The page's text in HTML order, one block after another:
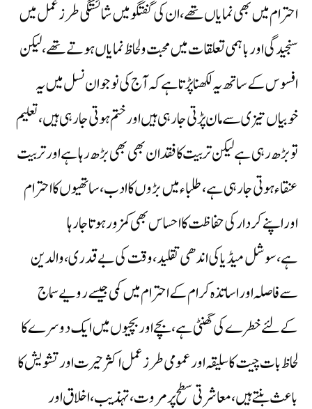
احترام میں بھی نمایاں تھے،ان کی گفتگو میں شائستگی طرز عمل میں
سنجیدگی اور باہمی تعلقات میں محبت و لحاظ نمایاں ہوتے تھے،لیکن
افسوس کے ساتھ یہ لکھنا پڑتا ہے کہ آج کی نوجوان نسل میں یہ
خوبیاں تیزی سے مان پڑتی جا رہی ہیں اورختم ہوتی جارہی ہیں،تعلیم
تو بڑھ رہی ہے لیکن تربیت کا فقدان بھی بھی بڑھ رہاہے اورتربیت
عنقاء ہوتی جارہی ہے،طلباء میں بڑوں کا ادب،ساتھیوں کا احترام
اور اپنے کردار کی حفاظت کا احساس بھی کمزور ہوتا جا رہا
ہے،سوشل میڈیا کی اندھی تقلید،وقت کی بے قدری،والدین
سے فاصلہ اور اساتذہ کرام کے احترام میں کمی جیسے رویے سماج
کےلئے خطرے کی گھنٹی ہے،بچے اور بچیوں میں ایک دوسرے کا
لحاظ بات چیت کا سلیقہ اور عمومی طرز عمل اکثر حیرت اور تشویش کا
باعث بنتے ہیں،معاشرتی سطح پر مروت،تہذیب،اخلاق اور